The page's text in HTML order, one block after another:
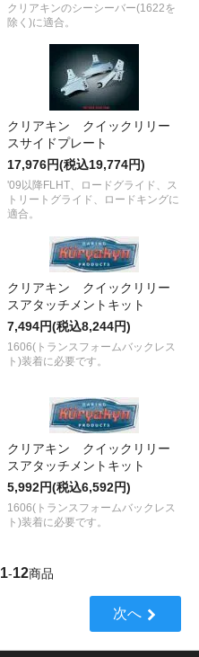
クリアキンのシーシーバー(1622を
除く)に適合。
クリアキン クイックリリー
スサイドプレート
17,976円(税込19,774円)
'09以降FLHT、ロードグライド、ス
トリートグライド、ロードキングに
適合。
クリアキン クイックリリー
スアタッチメントキット
7,494円(税込8,244円)
1606(トランスフォームバックレス
ト)装着に必要です。
クリアキン クイックリリー
スアタッチメントキット
5,992円(税込6,592円)
1606(トランスフォームバックレス
ト)装着に必要です。
1-12商品
次へ